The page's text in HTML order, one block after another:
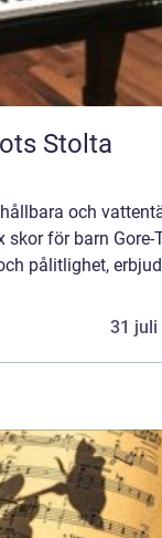
Stolta
och
skor för barn Gore-
pålitlighet,
31 juli